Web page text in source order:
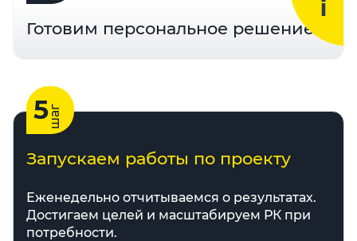
Готовим персональное решение
5шаг
Запускаем работы по проекту
Еженедельно отчитываемся о результатах.
Достигаем целей и масштабируем РК при
потребности.